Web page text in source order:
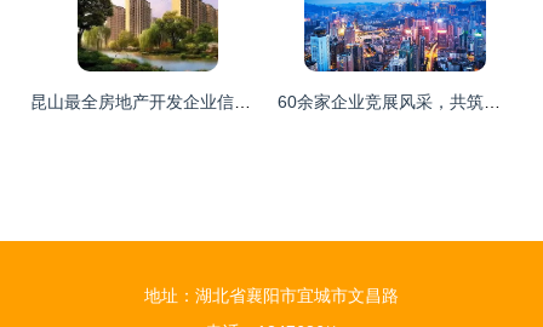
昆山最全房地产开发企业信用红黑榜 买房小心被坑，这份指南请收好 60余家企业竞展风采，共筑贵阳房地产行业责任与担当新篇章
地址：湖北省襄阳市宜城市文昌路